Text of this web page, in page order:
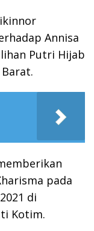
Annisa
Putri Hijab
pada
di
Kotim.